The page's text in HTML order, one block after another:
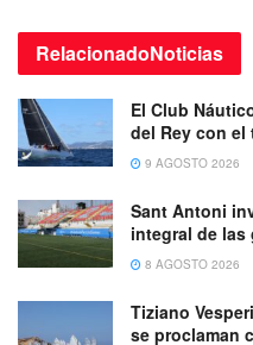
RelacionadoNoticias
El Club
del Rey con el
9 AGOSTO 2026
Sant Antoni
integral de las
8 AGOSTO 2026
Tiziano
se proclaman